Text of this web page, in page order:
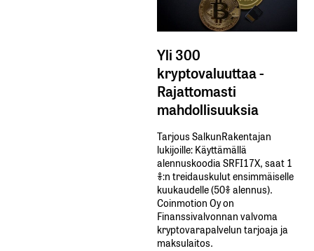
Yli 300
kryptovaluuttaa -
Rajattomasti
mahdollisuuksia
Tarjous SalkunRakentajan
lukijoille: Käyttämällä​ ​
alennuskoodia​ ​SRFI17X,​ ​saat​ ​1
%:n treidauskulut​ ​ensimmäiselle​ ​
kuukaudelle​ ​(50%​ ​alennus).
Coinmotion Oy on
Finanssivalvonnan valvoma
kryptovarapalvelun tarjoaja ja
maksulaitos.